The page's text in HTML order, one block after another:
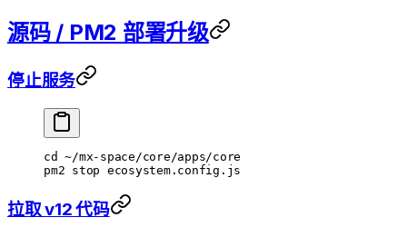
源码 / PM2 部署升级
停止服务
cd ~/mx-space/core/apps/core
pm2 stop ecosystem.config.js
拉取 v12 代码